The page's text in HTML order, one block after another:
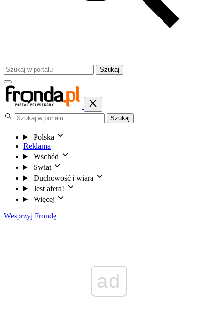
Szukaj
Szukaj
Polska
Reklama
Wschód
Świat
Duchowość i wiara
Jest afera!
Więcej
Wesprzyj Frondę
ad